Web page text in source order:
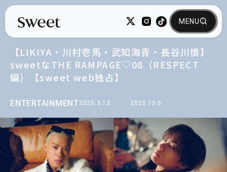
ENTERTAINMENT2025.3.13 2025.10.6
【LIKIYA・川村壱馬・武知海青・長谷川慎】
sweetなTHE RAMPAGE♡08（RESPECT
編）【sweet web独占】